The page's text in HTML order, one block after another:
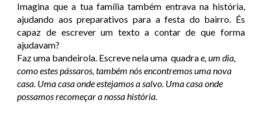
Imagina que a tua família também entrava na história,
ajudando aos preparativos para a festa do bairro. És
capaz de escrever um texto a contar de que forma
ajudavam?
Faz uma bandeirola. Escreve nela uma quadrae, um dia,
como estes pássaros, também nós encontremos uma nova
casa. Uma casa onde estejamos a salvo. Uma casa onde
possamos recomeçar a nossa história.